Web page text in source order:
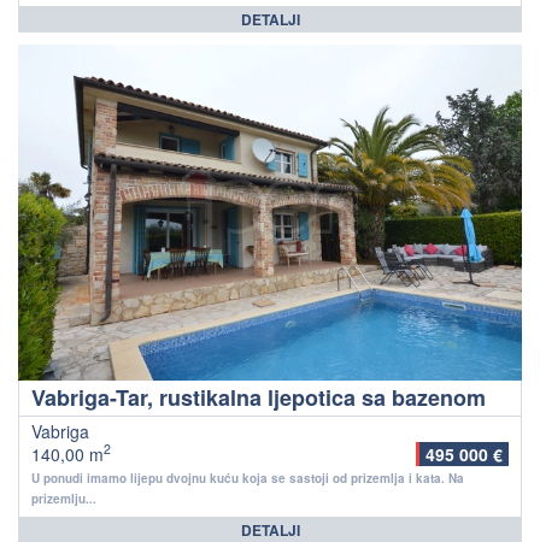
DETALJI
Vabriga-Tar, rustikalna ljepotica sa bazenom
Vabriga
140,00 m2 495 000 €
U ponudi imamo lijepu dvojnu kuću koja se sastoji od prizemlja i kata. Na
prizemlju...
DETALJI